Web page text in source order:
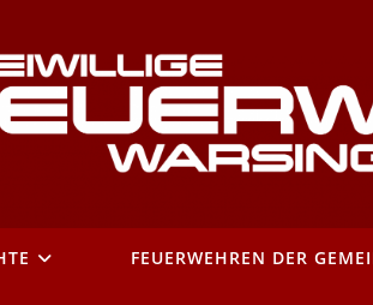
FEUERWEHREN DER